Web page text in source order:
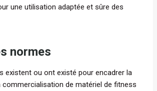
une utilisation adaptée et sûre des
normes
existent ou ont existé pour encadrer la
de matériel de fitness